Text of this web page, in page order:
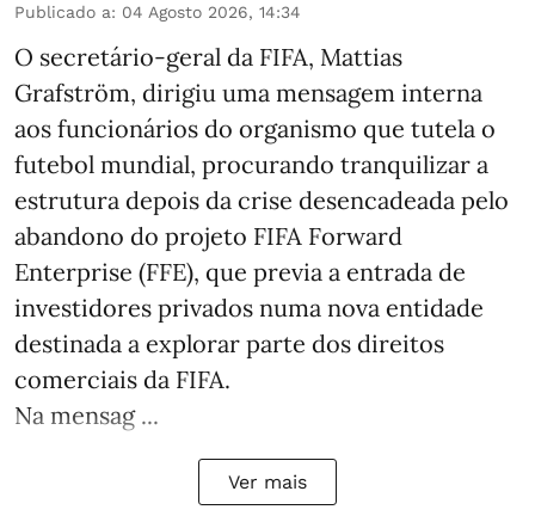
Publicado a: 04 Agosto 2026, 14:34
O secretário-geral da FIFA, Mattias
Grafström, dirigiu uma mensagem interna
aos funcionários do organismo que tutela o
futebol mundial, procurando tranquilizar a
estrutura depois da crise desencadeada pelo
abandono do projeto FIFA Forward
Enterprise (FFE), que previa a entrada de
investidores privados numa nova entidade
destinada a explorar parte dos direitos
comerciais da FIFA.
Na mensag ...
Ver mais